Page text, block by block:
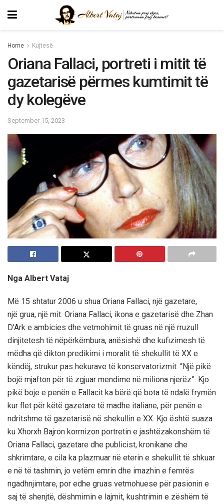
Home Kujtesë
Oriana Fallaci, portreti i mitit të
gazetarisë përmes kumtimit të
dy kolegëve
September 15, 2023
Nga Albert Vataj
Më 15 shtatur 2006 u shua Oriana Fallaci, një gazetare,
një grua, një mit. Oriana Fallaci, ikona e gazetarisë dhe Zhan
D’Ark e ambicies dhe vetmohimit të gruas në një rruzull
dinjitetesh të nëpërkëmbura, anësishë dhe kufizimesh të
mëdha që dikton predikimi i moralit të shekullit të XX e
këndëj, strukur pas hekurave të konservatorizmit. “Një pikë
bojë mjafton për të zgjuar mendime në miliona njerëz”. Kjo
pikë boje e penën e Fallacit ka bërë që bota të ndalë frymën
kur flet për këtë gazetare të madhe italiane, për penën e
ndritshme të gazetarisë në shekullin e XX. Kjo është suaza
ku Xhorxh Bajron korrnizon portretin e jashtëzakonshëm të
Oriana Fallaci, gazetare dhe publicist, kronikane dhe
shkrimtare, e cila ka plazmuar në eterin e shekullit të shkuar
e në të tashmin, jo vetëm emrin dhe imazhin e femrës
ngadhnjimtare, por edhe gruas vetmohuese për pasionin e
saj të shenjtë, dëshmimin e lajmit, kushtrimin e zëshëm të